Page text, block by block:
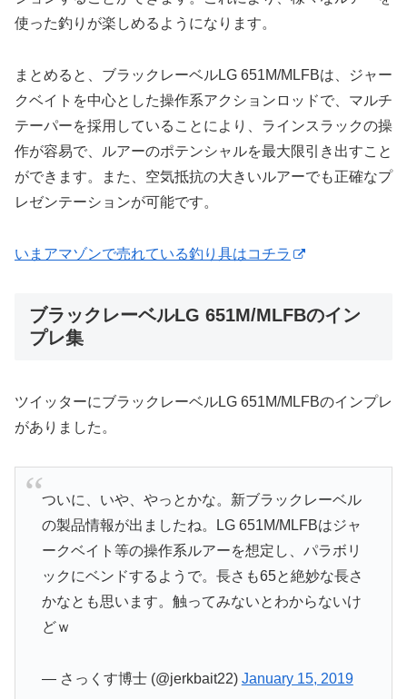
使った釣りが楽しめるようになります。
まとめると、ブラックレーベルLG 651M/MLFBは、ジャー
クベイトを中心とした操作系アクションロッドで、マルチ
テーパーを採用していることにより、ラインスラックの操
作が容易で、ルアーのポテンシャルを最大限引き出すこと
ができます。また、空気抵抗の大きいルアーでも正確なプ
レゼンテーションが可能です。
いまアマゾンで売れている釣り具はコチラ
ブラックレーベルLG 651M/MLFBのイン
プレ集
ツイッターにブラックレーベルLG 651M/MLFBのインプレ
がありました。
ついに、いや、やっとかな。新ブラックレーベル
の製品情報が出ましたね。LG 651M/MLFBはジャ
ークベイト等の操作系ルアーを想定し、パラボリ
ックにベンドするようで。長さも65と絶妙な長さ
かなとも思います。触ってみないとわからないけ
どｗ
— さっくす博士 (@jerkbait22) January 15, 2019